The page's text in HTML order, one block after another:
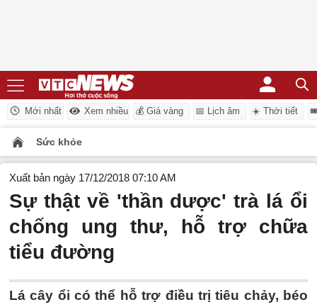
Mới nhất Xem nhiều 💰 Giá vàng 📅 Lịch âm ☀️ Thời tiết
Sức khỏe
Xuất bản ngày 17/12/2018 07:10 AM
Sự thật về 'thần dược' trà lá ổi
chống ung thư, hỗ trợ chữa
tiểu đường
Lá cây ổi có thể hỗ trợ điều trị tiêu chảy, béo